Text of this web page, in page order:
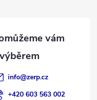
i
u
info@zerp.cz
+420 603 563 002